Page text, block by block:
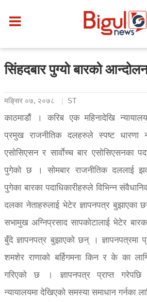
सिंहदबार पुग्यो बारको
मङि्सर ०७, २०७८ ST
काठमाडौं । करिब एक महिनादेखि
प्रमुख राजनीतिक दलहरुले स्पष्ट धारणा
एसोसिएसन र सार्वाेच्च बार एसोसिएसनका
पुगेको छ । सोमबार राजनीतिक दललाई
पुगेका बारका पदाधिकारीहरुले विभिन्न
दलका नेताहरुलाई भेटेर ज्ञापनपत्र बुझाएका
सभामुख अग्निप्रसाद सापकोटालाई भेटेर
बुँदे ज्ञापनपत्र बुझाएको छन् । ज्ञापनपत्रमा
शमशेर राणाको बर्हिगमना किन र के का
गरिएको छ । ज्ञापनपत्र प्राप्त
न्यायालयमा देखिएको समस्या समाधान गर्नका